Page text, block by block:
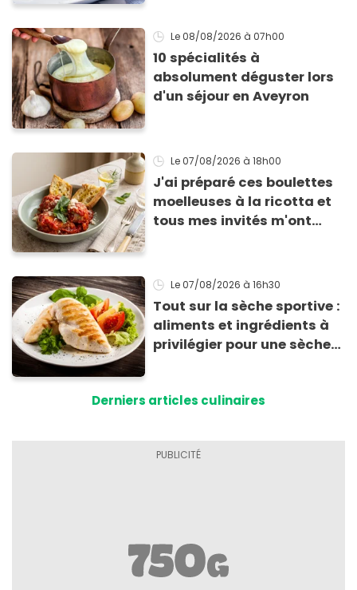
Le 08/08/2026 à 07h00
10 spécialités à
absolument déguster lors
d'un séjour en Aveyron
Le 07/08/2026 à 18h00
J'ai préparé ces boulettes
moelleuses à la ricotta et
tous mes invités m'ont
Le 07/08/2026 à 16h30
Tout sur la sèche sportive :
aliments et ingrédients à
privilégier pour une sèche
Derniers articles culinaires